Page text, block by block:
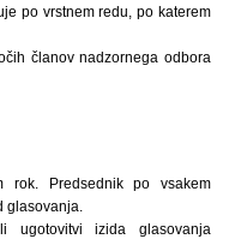
po vrstnem redu, po katerem
članov nadzornega odbora
rok. Predsednik po vsakem
ugotovitvi izida glasovanja